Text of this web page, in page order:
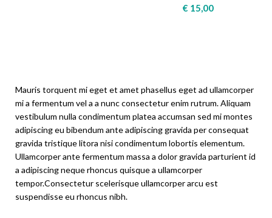
€ 15,00
Mauris torquent mi eget et amet phasellus eget ad ullamcorper
mi a fermentum vel a a nunc consectetur enim rutrum. Aliquam
vestibulum nulla condimentum platea accumsan sed mi montes
adipiscing eu bibendum ante adipiscing gravida per consequat
gravida tristique litora nisi condimentum lobortis elementum.
Ullamcorper ante fermentum massa a dolor gravida parturient id
a adipiscing neque rhoncus quisque a ullamcorper
tempor.Consectetur scelerisque ullamcorper arcu est
suspendisse eu rhoncus nibh.